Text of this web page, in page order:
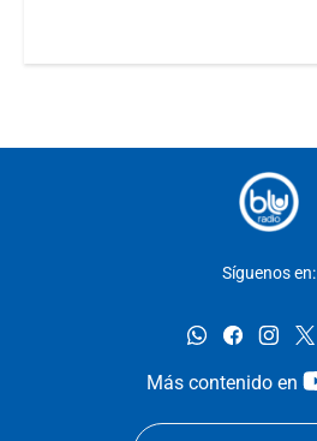
Síguenos en:
whatsappfacebook
Más contenido en